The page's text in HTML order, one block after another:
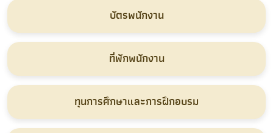
บัตรพนักงาน
ที่พักพนักงาน
ทุนการศึกษาและการฝึกอบรม